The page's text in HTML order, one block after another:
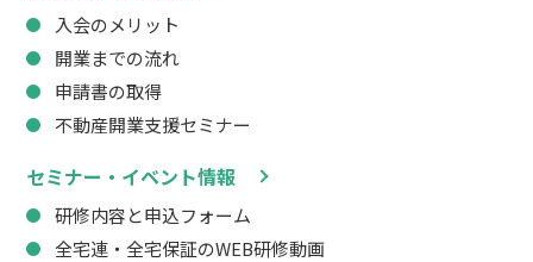
入会のメリット
開業までの流れ
申請書の取得
不動産開業支援セミナー
セミナー・イベント情報
研修内容と申込フォーム
全宅連・全宅保証のWEB研修動画